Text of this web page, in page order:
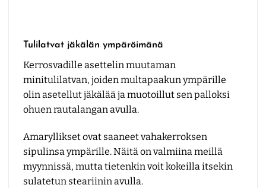
Tulilatvat jäkälän ympäröimänä
Kerrosvadille asettelin muutaman
minitulilatvan, joiden multapaakun ympärille
olin asetellut jäkälää ja muotoillut sen palloksi
ohuen rautalangan avulla.
Amaryllikset ovat saaneet vahakerroksen
sipulinsa ympärille. Näitä on valmiina meillä
myynnissä, mutta tietenkin voit kokeilla itsekin
sulatetun steariinin avulla.